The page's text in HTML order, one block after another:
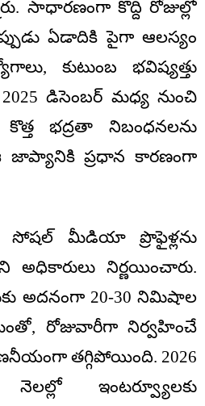
సాధారణంగా కొద్ది రోజుల్లో
ఏడాదికి పైగా ఆలస్యం
కుటుంబ భవిష్యత్తు
2025 డిసెంబర్ మధ్య నుంచి
భద్రతా నిబంధనలను
ప్రధాన కారణంగా
సోషల్ మీడియా ప్రొఫైళ్లను
అధికారులు నిర్ణయించారు.
అదనంగా 20-30 నిమిషాల
రోజువారీగా నిర్వహించే
తగ్గిపోయింది. 2026
ఇంటర్వ్యూలకు